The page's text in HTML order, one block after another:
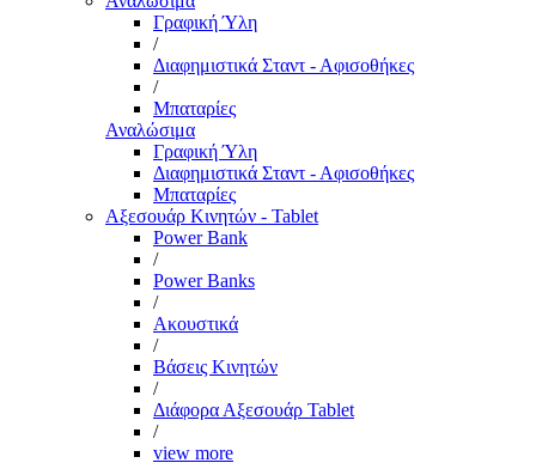
Γραφική Ύλη
/
Διαφημιστικά Σταντ - Αφισοθήκες
/
Μπαταρίες
Αναλώσιμα
Γραφική Ύλη
Διαφημιστικά Σταντ - Αφισοθήκες
Μπαταρίες
Αξεσουάρ Κινητών - Tablet
Power Bank
/
Power Banks
/
Ακουστικά
/
Βάσεις Κινητών
/
Διάφορα Αξεσουάρ Tablet
/
view more